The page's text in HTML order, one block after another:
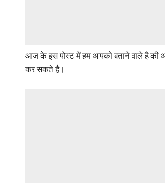
आज के इस पोस्ट में हम आपको बताने वाले है
कर सकते है।